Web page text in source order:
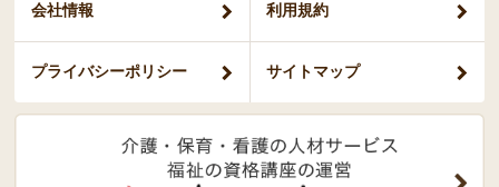
会社情報 利用規約
プライバシーポリシー サイトマップ